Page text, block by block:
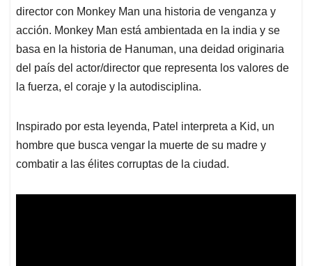
director con Monkey Man una historia de venganza y
acción. Monkey Man está ambientada en la india y se
basa en la historia de Hanuman, una deidad originaria
del país del actor/director que representa los valores de
la fuerza, el coraje y la autodisciplina.
Inspirado por esta leyenda, Patel interpreta a Kid, un
hombre que busca vengar la muerte de su madre y
combatir a las élites corruptas de la ciudad.